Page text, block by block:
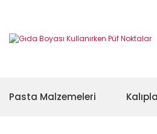
Pasta Malzemeleri